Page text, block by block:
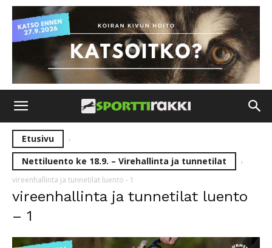
Etusivu
Nettiluento ke 18.9. – Virehallinta ja tunnetilat
vireenhallinta ja tunnetilat luento - 1
vireenhallinta ja tunnetilat luento
– 1